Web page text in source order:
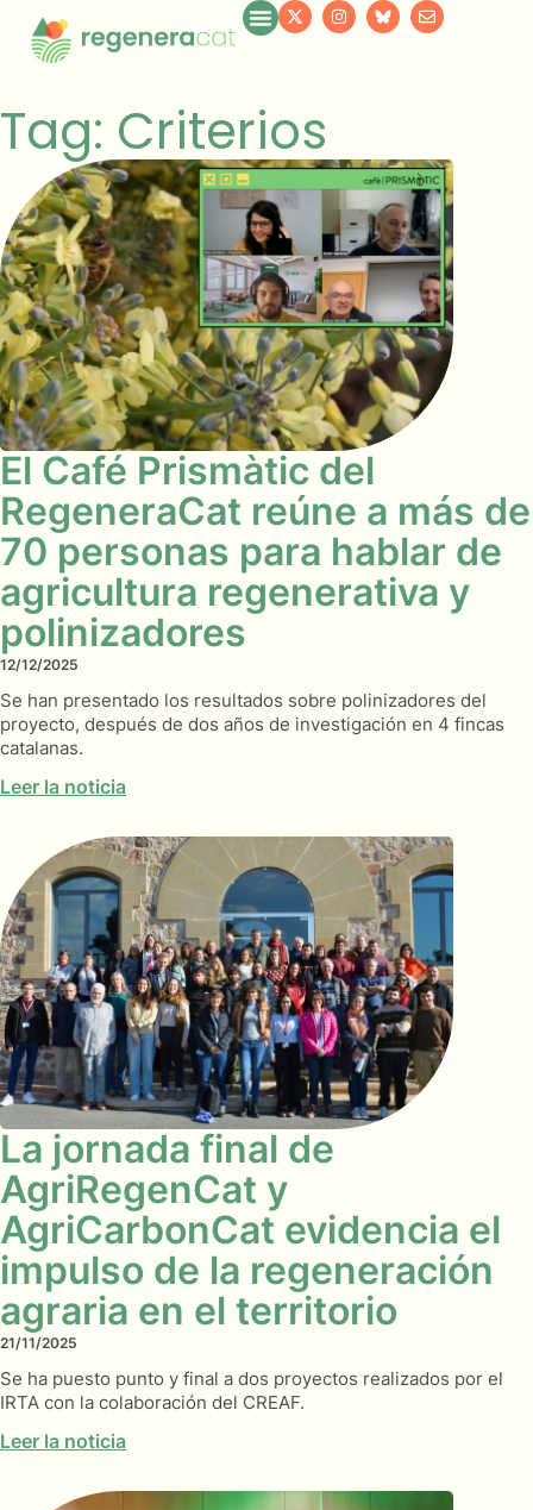
Tag: Criterios
El Café Prismàtic del
RegeneraCat reúne a más de
70 personas para hablar de
agricultura regenerativa y
polinizadores
12/12/2025
Se han presentado los resultados sobre polinizadores del
proyecto, después de dos años de investigación en 4 fincas
catalanas.
Leer la noticia
La jornada final de
AgriRegenCat y
AgriCarbonCat evidencia el
impulso de la regeneración
agraria en el territorio
21/11/2025
Se ha puesto punto y final a dos proyectos realizados por el
IRTA con la colaboración del CREAF.
Leer la noticia